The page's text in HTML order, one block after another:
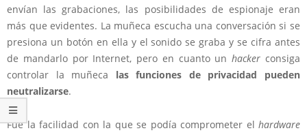
envían las grabaciones, las posibilidades de espionaje eran
más que evidentes. La muñeca escucha una conversación si se
presiona un botón en ella y el sonido se graba y se cifra antes
de mandarlo por Internet, pero en cuanto unhacker consiga
controlar la muñeca las funciones de privacidad pueden
neutralizarse.
Fue la facilidad con la que se podía comprometer el hardware